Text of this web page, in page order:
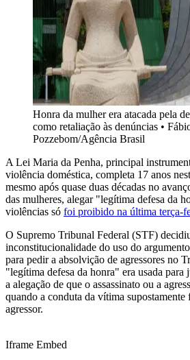
Honra da mulher era atacada pela
como retaliação às denúncias •
Pozzebom/Agência Brasil
A Lei Maria da Penha, principal
violência doméstica, completa 17 anos
mesmo após quase duas décadas no
das mulheres, alegar "legítima defesa da
violências só foi proibido na última terça-
O Supremo Tribunal Federal (STF)
inconstitucionalidade do uso do
para pedir a absolvição de agressores no
"legítima defesa da honra" era usada
a alegação de que o assassinato ou a
quando a conduta da vítima supostamente
agressor.
Iframe Embed